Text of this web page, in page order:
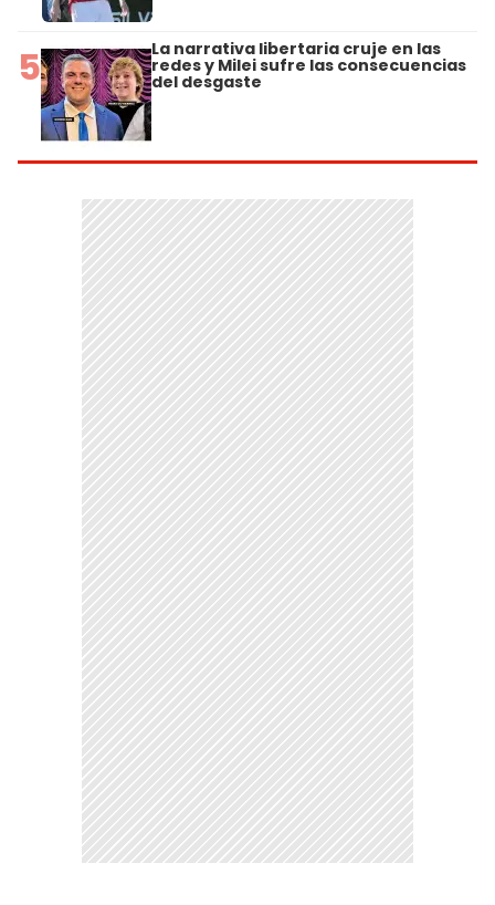
5 La narrativa libertaria cruje en las
redes y Milei sufre las consecuencias
del desgaste